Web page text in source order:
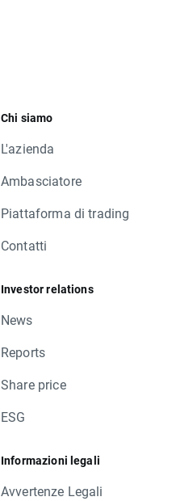
Chi siamo
L'azienda
Ambasciatore
Piattaforma di trading
Contatti
Investor relations
News
Reports
Share price
ESG
Informazioni legali
Avvertenze Legali